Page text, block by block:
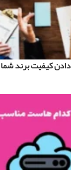
کیفیت برند شما